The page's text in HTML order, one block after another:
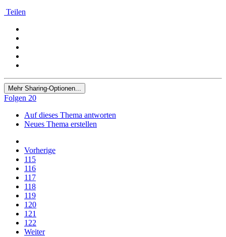
Teilen
Mehr Sharing-Optionen...
Folgen 20
Auf dieses Thema antworten
Neues Thema erstellen
Vorherige
115
116
117
118
119
120
121
122
Weiter